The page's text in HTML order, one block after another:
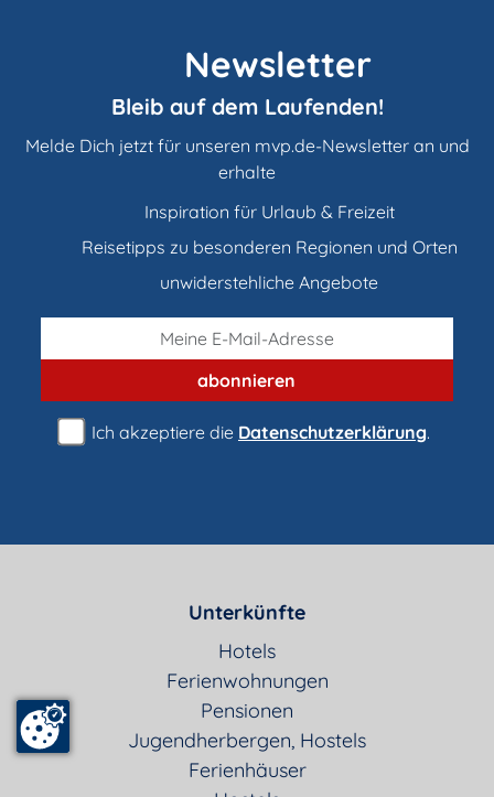
Newsletter
Bleib auf dem Laufenden!
Melde Dich jetzt für unseren mvp.de-Newsletter an und
erhalte
Inspiration für Urlaub & Freizeit
Reisetipps zu besonderen Regionen und Orten
unwiderstehliche Angebote
abonnieren
Ich akzeptiere die Datenschutzerklärung.
Unterkünfte
Hotels
Ferienwohnungen
Pensionen
Jugendherbergen, Hostels
Ferienhäuser